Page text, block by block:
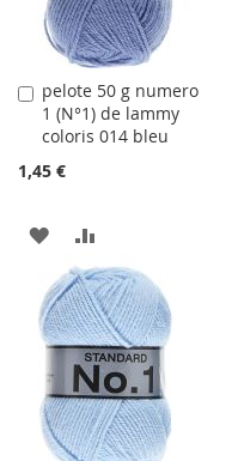
pelote 50 g numero
1 (N°1) de lammy
coloris 014 bleu
1,45 €
Ajouter
au
panier
AJOUTER
À
LA
LISTE
D'ACHATS
AU
COMPARATEUR